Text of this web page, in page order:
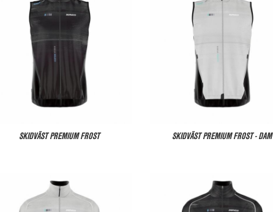
SKIDVÄST PREMIUM FROST SKIDVÄST PREMIUM FROST - DAM